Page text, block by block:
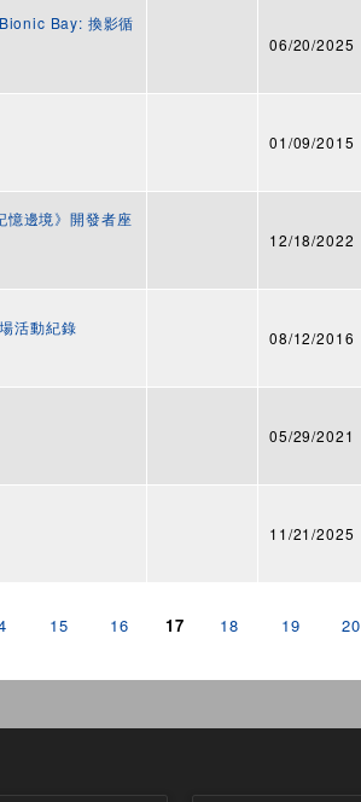
Bay: 換影循
06/20/2025
01/09/2015
邊境》開發者座
12/18/2022
活動紀錄
08/12/2016
05/29/2021
11/21/2025
15 16 17 18 19 20